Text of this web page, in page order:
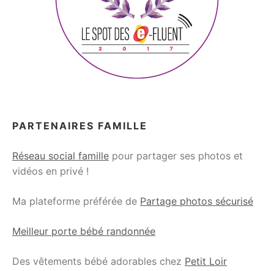
PARTENAIRES FAMILLE
Réseau social famille pour partager ses photos et
vidéos en privé !
Ma plateforme préférée de Partage photos sécurisé
Meilleur porte bébé randonnée
Des vêtements bébé adorables chez Petit Loir